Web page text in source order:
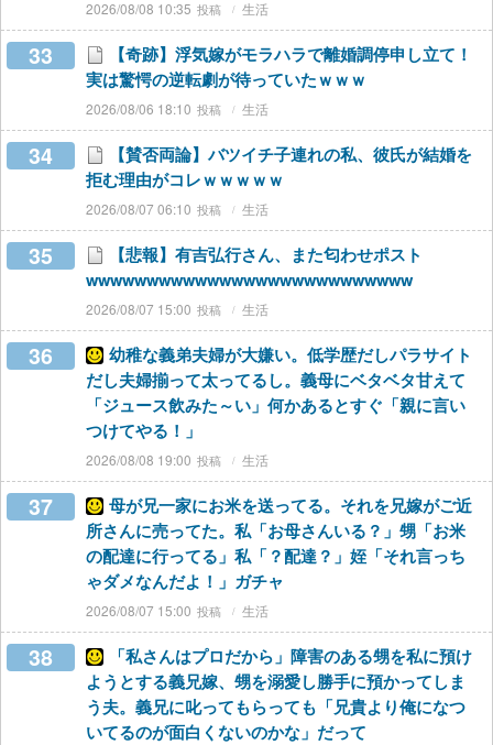
2026/08/08 10:35 生活
33
【奇跡】浮気嫁がモラハラで離婚調停申し立て！
実は驚愕の逆転劇が待っていたｗｗｗ
2026/08/06 18:10 生活
34
【賛否両論】バツイチ子連れの私、彼氏が結婚を
拒む理由がコレｗｗｗｗｗ
2026/08/07 06:10 生活
35
【悲報】有吉弘行さん、また匂わせポスト
wwwwwwwwwwwwwwwwwwwwwwwwwww
2026/08/07 15:00 生活
36
幼稚な義弟夫婦が大嫌い。低学歴だしパラサイト
だし夫婦揃って太ってるし。義母にベタベタ甘えて
「ジュース飲みた～い」何かあるとすぐ「親に言い
つけてやる！」
2026/08/08 19:00 生活
37
母が兄一家にお米を送ってる。それを兄嫁がご近
所さんに売ってた。私「お母さんいる？」甥「お米
の配達に行ってる」私「？配達？」姪「それ言っち
ゃダメなんだよ！」ガチャ
2026/08/07 15:00 生活
38
「私さんはプロだから」障害のある甥を私に預け
ようとする義兄嫁、甥を溺愛し勝手に預かってしま
う夫。義兄に叱ってもらっても「兄貴より俺になつ
いてるのが面白くないのかな」だって